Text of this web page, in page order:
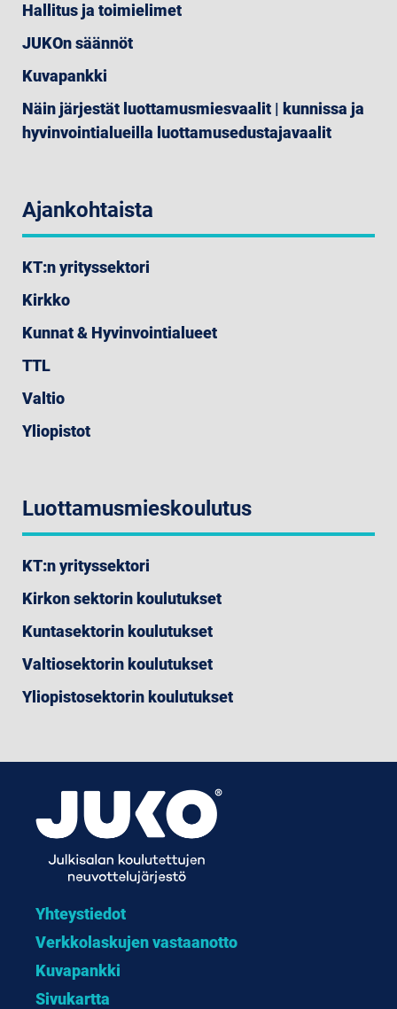
Hallitus ja toimielimet
JUKOn säännöt
Kuvapankki
Näin järjestät luottamusmiesvaalit | kunnissa ja
hyvinvointialueilla luottamusedustajavaalit
Ajankohtaista
KT:n yrityssektori
Kirkko
Kunnat & Hyvinvointialueet
TTL
Valtio
Yliopistot
Luottamusmieskoulutus
KT:n yrityssektori
Kirkon sektorin koulutukset
Kuntasektorin koulutukset
Valtiosektorin koulutukset
Yliopistosektorin koulutukset
Yhteystiedot
Verkkolaskujen vastaanotto
Kuvapankki
Sivukartta